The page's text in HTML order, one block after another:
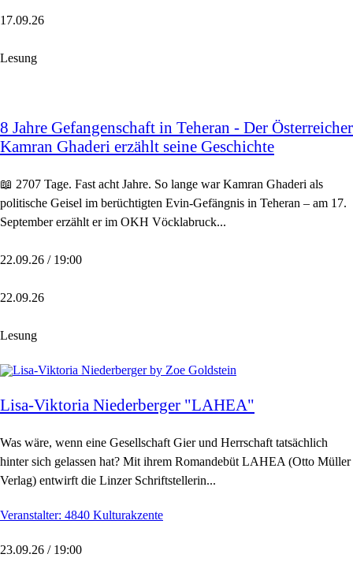
17.09.26
Lesung
8 Jahre Gefangenschaft in Teheran - Der Österreicher
Kamran Ghaderi erzählt seine Geschichte
📖 2707 Tage. Fast acht Jahre. So lange war Kamran Ghaderi als
politische Geisel im berüchtigten Evin-Gefängnis in Teheran – am 17.
September erzählt er im OKH Vöcklabruck...
22.09.26 / 19:00
22.09.26
Lesung
Lisa-Viktoria Niederberger "LAHEA"
Was wäre, wenn eine Gesellschaft Gier und Herrschaft tatsächlich
hinter sich gelassen hat? Mit ihrem Romandebüt LAHEA (Otto Müller
Verlag) entwirft die Linzer Schriftstellerin...
Veranstalter: 4840 Kulturakzente
23.09.26 / 19:00